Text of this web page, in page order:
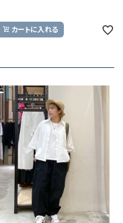
カートに入れる